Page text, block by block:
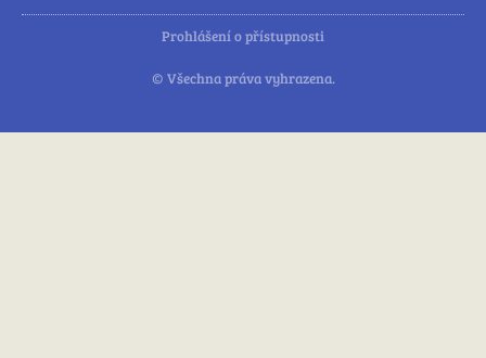
Prohlášení o přístupnosti
© Všechna práva vyhrazena.